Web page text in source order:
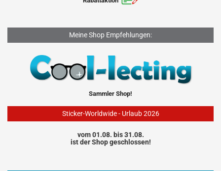
Meine Shop Empfehlungen:
Sammler Shop!
Sticker-Worldwide - Urlaub 2026
vom 01.08. bis 31.08.
ist der Shop geschlossen!